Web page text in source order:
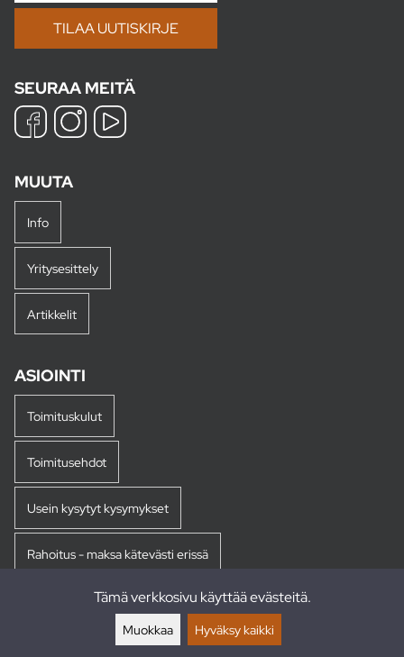
SEURAA MEITÄ
MUUTA
Info
Yritysesittely
Artikkelit
ASIOINTI
Toimituskulut
Toimitusehdot
Usein kysytyt kysymykset
Rahoitus - maksa kätevästi erissä
Tämä verkkosivu käyttää evästeitä.
Muokkaa Hyväksy kaikki